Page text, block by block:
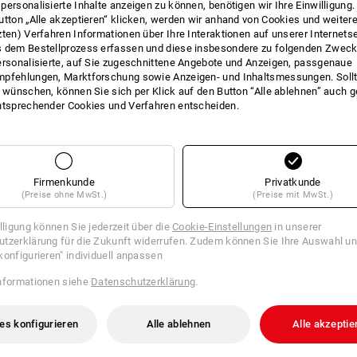
BESCHREIBUNG
sehr einfache Anpassung an
jedes Werkzeug kann auf
auch ideal in Verbindung mit
2 vorperforierte
STRAUSSbox
1x Schaumeinlage ohne
selbstklebender
Inhalte anzeigen zu können, benötigen wir Ihre Einwilligung.
„Alle akzeptieren“ klicken, werden wir anhand von Cookies und
Verfahren Informationen über Ihre Interaktionen auf unserer
dem Bestellprozess erfassen und diese insbesondere zu folgenden
auf Sie zugeschnittene Angebote und Anzeigen, passgenaue
Marktforschung sowie Anzeigen- und Inhaltsmessungen.
können Sie sich per Klick auf den Button “Alle ablehnen” auch
Cookies und Verfahren entscheiden.
Firmenkunde
(Preise ohne MwSt.)
Privatkunde
(Preise mit MwSt.)
können Sie jederzeit über dieCookie-Einstellungen in unserer
für die Zukunft widerrufen. Zudem können Sie Ihre Auswahl
individuell anpassen
siehe Datenschutzerklärung.
konfigurieren Alle ablehnen Alle